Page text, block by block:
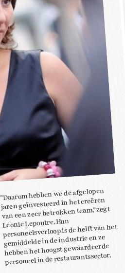
"Daarom hebben we de afgelopen
jaren geïnvesteerd in het creëren
van een zeer betrokken team,"zegt
Leonie Lepoutre. Hun
personeelsverloop is de helft van het
gemiddelde in de industrie en ze
hebben het hoogst gewaardeerde
personeel in de restaurantssector.